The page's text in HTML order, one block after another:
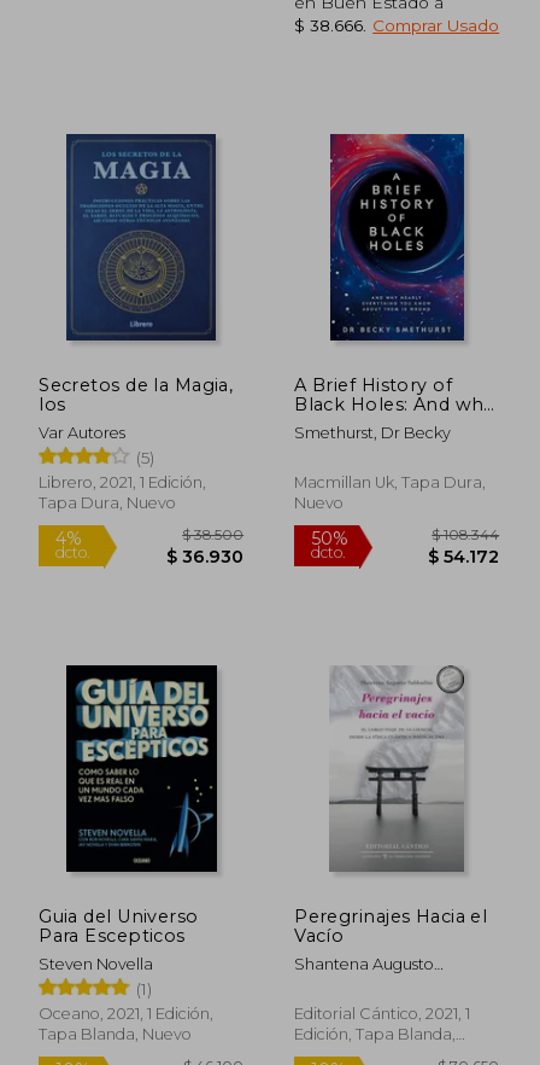
50%
dcto. $ 43.882 dcto. $
$ 38.666 Comprar Usado
Secretos de la Magia,
los
Var Autores
(5)
Librero, 2021, 1 Edición,
Tapa Dura, Nuevo
A Brief History of
Black Holes: And why
Nearly Everything
you Know About
Inglés)
Smethurst, Dr Becky
Macmillan Uk, Tapa Dura,
Nuevo
Guia del Universo
Para Escepticos
Steven Novella
(1)
Oceano, 2021, 1 Edición,
Tapa Blanda, Nuevo
Peregrinajes Hacia el
Vacío
Shantena Augusto
Editorial Cántico, 2021, 1
Edición, Tapa Blanda,
Nuevo